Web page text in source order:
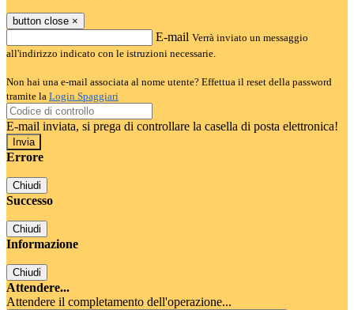
button close ×
E-mail Verrà inviato un messaggio
all'indirizzo indicato con le istruzioni necessarie.
Non hai una e-mail associata al nome utente? Effettua il reset della password
tramite la Login Spaggiari
E-mail inviata, si prega di controllare la casella di posta elettronica!
Errore
Chiudi
Successo
Chiudi
Informazione
Chiudi
Attendere...
Attendere il completamento dell'operazione...